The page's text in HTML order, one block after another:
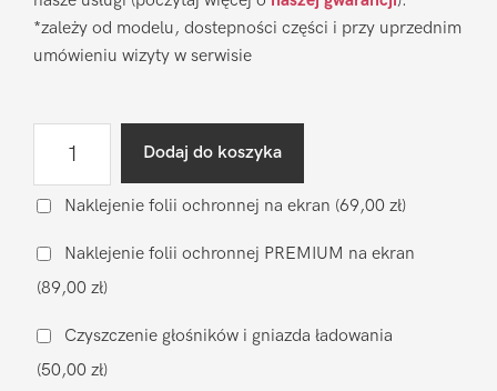
*zależy od modelu, dostepności części i przy uprzednim
umówieniu wizyty w serwisie
głośnika
Apple
iPhone
16
Plus
Dodaj do koszyka
Naklejenie folii ochronnej na ekran (69,00 zł)
Naklejenie folii ochronnej PREMIUM na ekran
(89,00 zł)
Czyszczenie głośników i gniazda ładowania
(50,00 zł)